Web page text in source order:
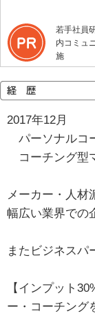
若手社員
内コミュ
施
2017年12月
パーソナルコ
コーチング型
メーカー・人材
幅広い業界での
またビジネスパ
【インプット
ー・コーチング